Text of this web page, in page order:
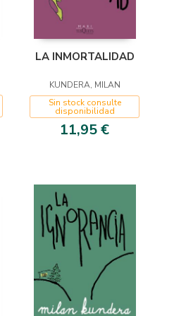
LA INMORTALIDAD
KUNDERA, MILAN
Sin stock consulte
disponibilidad
11,95 €